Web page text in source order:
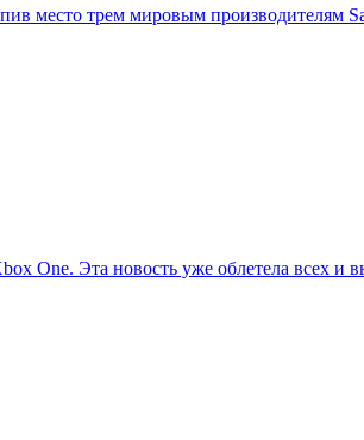
место трем мировым производителям
One. Эта новость уже облетела всех и